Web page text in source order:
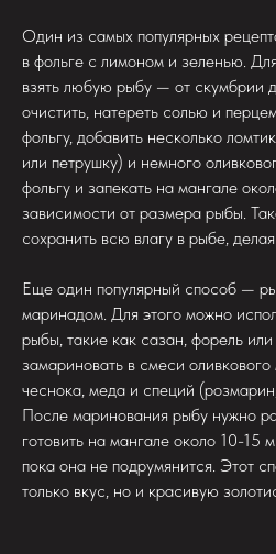
Один из самых популярных
в фольге с лимоном и зеленью.
взять любую рыбу — от скумбрии
очистить, натереть солью и
фольгу, добавить несколько
или петрушку) и немного
фольгу и запекать на мангале
зависимости от размера рыбы.
сохранить всю влагу в рыбе,
Еще один популярный способ —
маринадом. Для этого можно
рыбы, такие как сазан, форель
замариновать в смеси
чеснока, меда и специй
После маринования рыбу нужно
готовить на мангале около 10-15
пока она не подрумянится. Этот
только вкус, но и красивую